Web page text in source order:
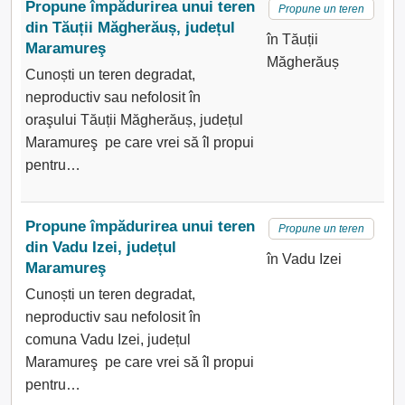
Propune împădurirea unui teren
din Tăuții Măgherăuș, județul
Maramureş
Cunoști un teren degradat,
neproductiv sau nefolosit în
oraşului Tăuții Măgherăuș, județul
Maramureş pe care vrei să îl propui
pentru…
Propune un teren
în Tăuții
Măgherăuș
Propune împădurirea unui teren
din Vadu Izei, județul
Maramureş
Cunoști un teren degradat,
neproductiv sau nefolosit în
comuna Vadu Izei, județul
Maramureş pe care vrei să îl propui
pentru…
Propune un teren
în Vadu Izei